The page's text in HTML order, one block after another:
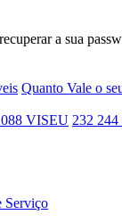
a sua
Quanto Vale o
088 VISEU 232 244
Serviço